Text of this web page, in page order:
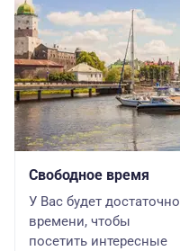
Свободное время
У Вас будет достаточно
времени, чтобы
посетить интересные